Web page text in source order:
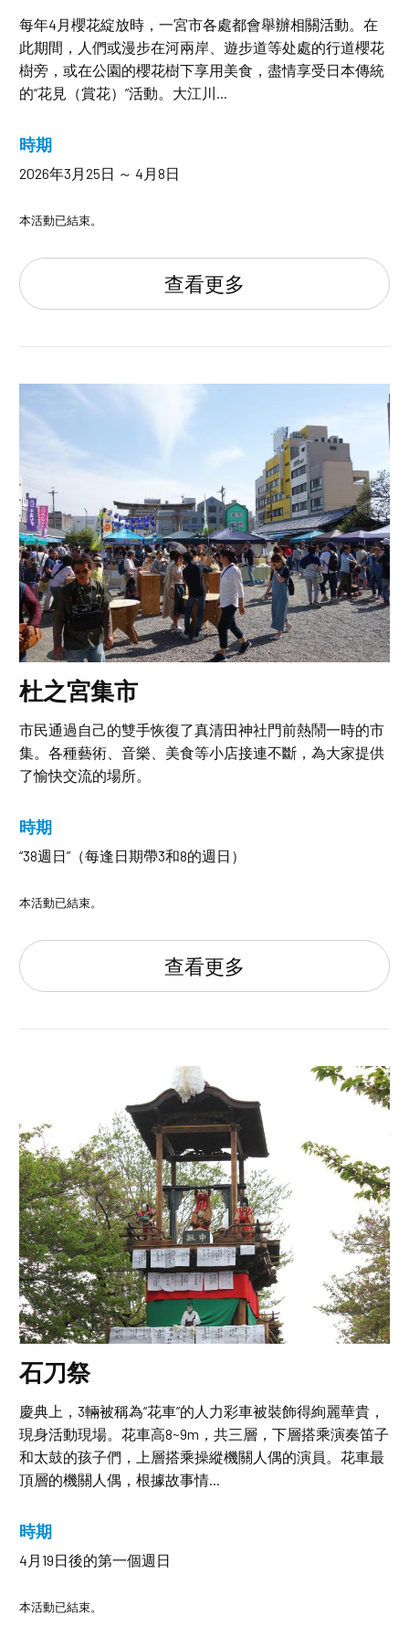
每年4月櫻花綻放時，一宮市各處都會舉辦相關活動。在
此期間，人們或漫步在河兩岸、遊步道等处處的行道櫻花
樹旁，或在公園的櫻花樹下享用美食，盡情享受日本傳統
的“花見（賞花）”活動。大江川...
時期
2026年3月25日 ～ 4月8日
本活動已結束。
查看更多
杜之宮集市
市民通過自己的雙手恢復了真清田神社門前熱鬧一時的市
集。各種藝術、音樂、美食等小店接連不斷，為大家提供
了愉快交流的場所。
時期
“38週日”（每逢日期帶3和8的週日）
本活動已結束。
查看更多
石刀祭
慶典上，3輛被稱為“花車”的人力彩車被裝飾得絢麗華貴，
現身活動現場。花車高8~9m，共三層，下層搭乘演奏笛子
和太鼓的孩子們，上層搭乘操縱機關人偶的演員。花車最
頂層的機關人偶，根據故事情...
時期
4月19日後的第一個週日
本活動已結束。